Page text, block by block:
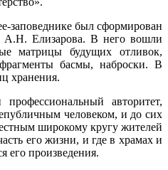
заповеднике был сформирован
А.Н. Елизарова. В него вошли
матрицы будущих отливок,
басмы, наброски. В
хранения.
авторитет,
человеком, и до сих
широкому кругу жителей
его жизни, и где в храмах и
его произведения.